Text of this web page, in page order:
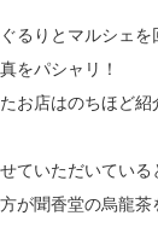
るりとマルシェ
をパシャリ！
お店はのちほど紹
ていただいている
が聞香堂の烏龍茶